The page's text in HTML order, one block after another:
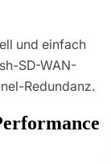
und einfach
SD-WAN-
Redundanz.